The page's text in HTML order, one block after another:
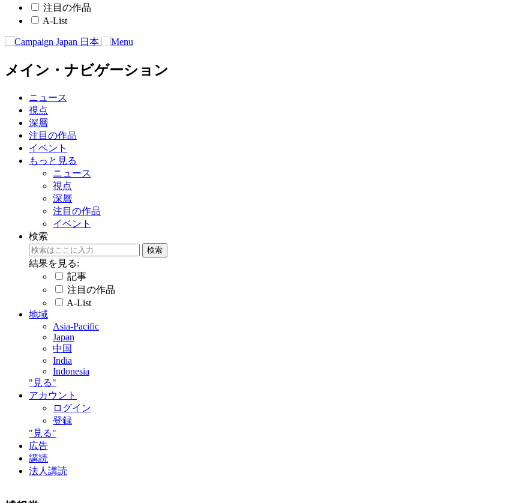
注目の作品
A-List
メイン・ナビゲーション
ニュース
視点
深層
注目の作品
イベント
もっと見る
ニュース
視点
深層
注目の作品
イベント
検索
結果を見る:
記事
注目の作品
A-List
地域
Asia-Pacific
Japan
中国
India
Indonesia
"見る"
アカウント
ログイン
登録
"見る"
広告
講読
法人講読